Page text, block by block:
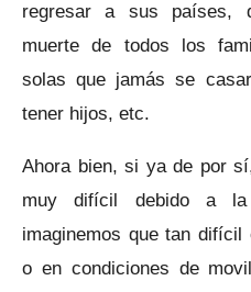
regresar a sus países,
muerte de todos los
solas que jamás se
tener hijos, etc.
Ahora bien, si ya de por
muy difícil debido a la
imaginemos que tan
o en condiciones de